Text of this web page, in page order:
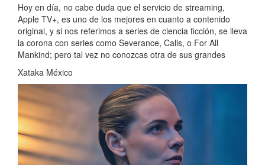
Hoy en día, no cabe duda que el servicio de streaming,
Apple TV+, es uno de los mejores en cuanto a contenido
original, y si nos referimos a series de ciencia ficción, se lleva
la corona con series como Severance, Calls, o For All
Mankind; pero tal vez no conozcas otra de sus grandes
Xataka México